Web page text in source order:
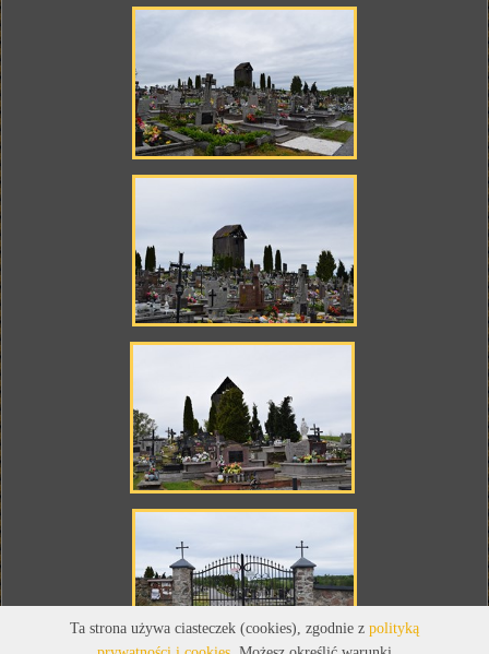
Ta strona używa ciasteczek (cookies), zgodnie z polityką